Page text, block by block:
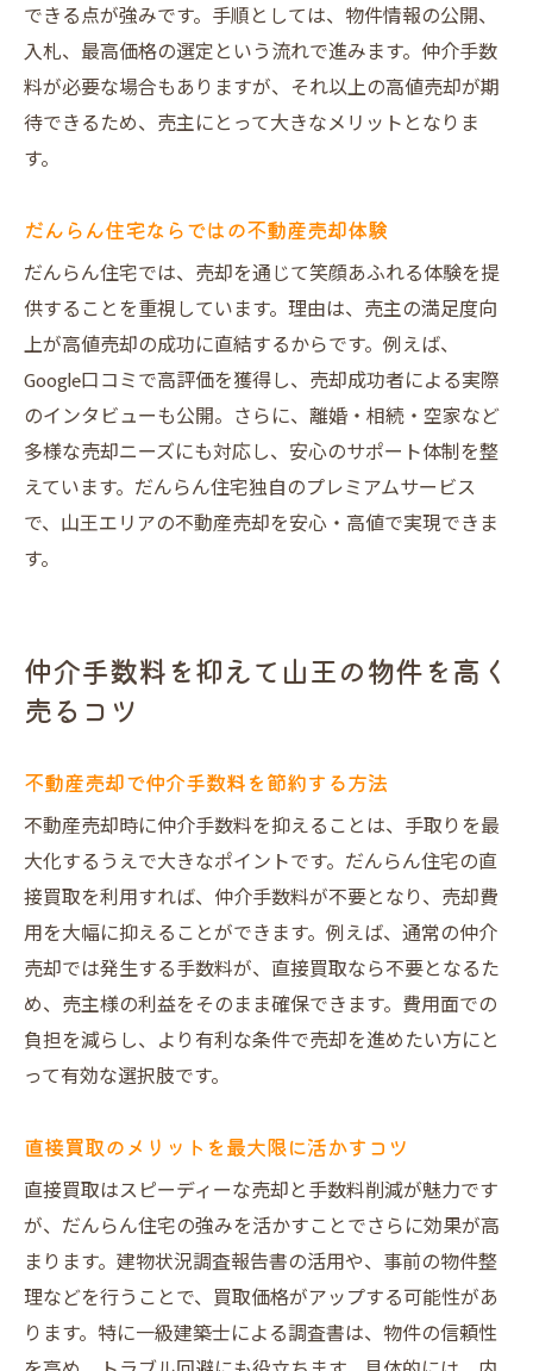
できる点が強みです。手順としては、物件情報の公開、
入札、最高価格の選定という流れで進みます。仲介手数
料が必要な場合もありますが、それ以上の高値売却が期
待できるため、売主にとって大きなメリットとなりま
す。
だんらん住宅ならではの不動産売却体験
だんらん住宅では、売却を通じて笑顔あふれる体験を提
供することを重視しています。理由は、売主の満足度向
上が高値売却の成功に直結するからです。例えば、
Google口コミで高評価を獲得し、売却成功者による実際
のインタビューも公開。さらに、離婚・相続・空家など
多様な売却ニーズにも対応し、安心のサポート体制を整
えています。だんらん住宅独自のプレミアムサービス
で、山王エリアの不動産売却を安心・高値で実現できま
す。
仲介手数料を抑えて山王の物件を高く
売るコツ
不動産売却で仲介手数料を節約する方法
不動産売却時に仲介手数料を抑えることは、手取りを最
大化するうえで大きなポイントです。だんらん住宅の直
接買取を利用すれば、仲介手数料が不要となり、売却費
用を大幅に抑えることができます。例えば、通常の仲介
売却では発生する手数料が、直接買取なら不要となるた
め、売主様の利益をそのまま確保できます。費用面での
負担を減らし、より有利な条件で売却を進めたい方にと
って有効な選択肢です。
直接買取のメリットを最大限に活かすコツ
直接買取はスピーディーな売却と手数料削減が魅力です
が、だんらん住宅の強みを活かすことでさらに効果が高
まります。建物状況調査報告書の活用や、事前の物件整
理などを行うことで、買取価格がアップする可能性があ
ります。特に一級建築士による調査書は、物件の信頼性